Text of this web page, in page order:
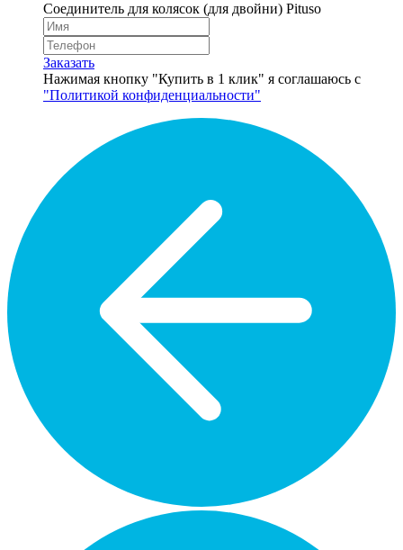
Соединитель для колясок (для двойни) Pituso
Заказать
Нажимая кнопку "Купить в 1 клик" я соглашаюсь с
"Политикой конфиденциальности"